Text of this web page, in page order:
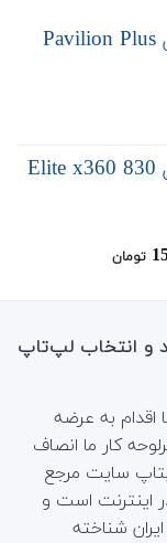
لپ تاپ 16 اینچی HP مدل Pavilion Plus
لپ تاپ 13 اینچی HP مدل Elite x360 830
تومان
و انتخاب لپ‌تاپ
اقدام به عرضه
کار ما انصاف
سایت مرجع
است و
در ایران شناخته